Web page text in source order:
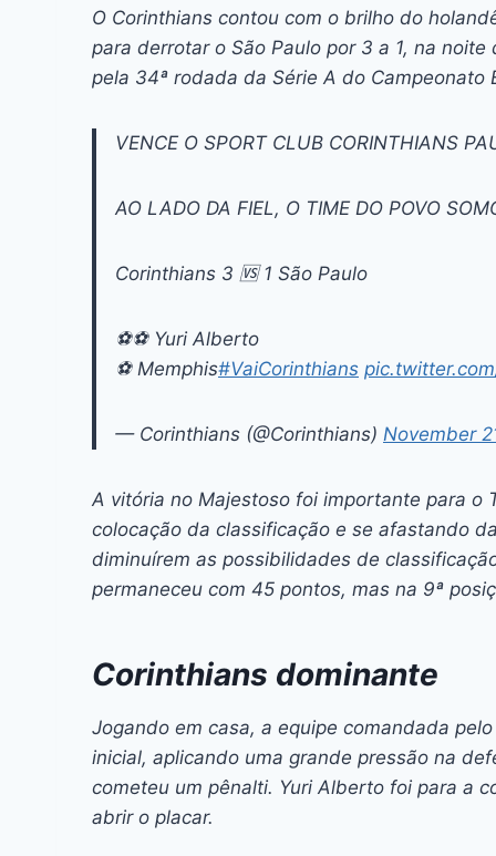
c
e
b
o
k
s
s
e
g
er
at
s
A
p
e
a
d
itt
er
er
e
st
k
e
dI
l
O Corinthians contou com o brilho do
para derrotar o São Paulo por 3 a 1, na
pela 34ª rodada da Série A do Campeonato
VENCE O SPORT CLUB CORINTHIANS
AO LADO DA FIEL, O TIME DO POVO
Corinthians 3 🆚 1 São Paulo
⚽⚽ Yuri Alberto
⚽ Memphis#VaiCorinthians
— Corinthians (@Corinthians) November
A vitória no Majestoso foi importante para o
colocação da classificação e se afastando
diminuírem as possibilidades de
permaneceu com 45 pontos, mas na 9ª
Corinthians dominante
Jogando em casa, a equipe comandada
inicial, aplicando uma grande pressão na
cometeu um pênalti. Yuri Alberto foi para a
abrir o placar.